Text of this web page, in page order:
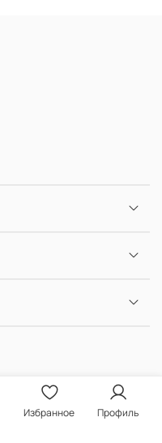
Избранное Профиль